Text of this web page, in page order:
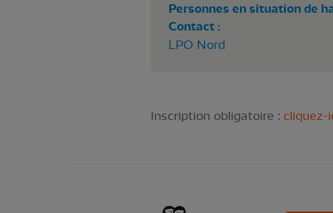
Personnes en situation de
Contact :
LPO Nord
Inscription obligatoire : cliquez-